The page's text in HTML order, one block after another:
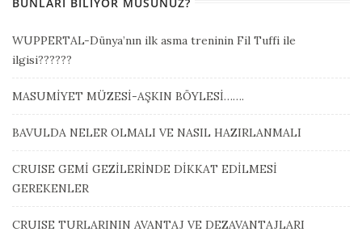
WUPPERTAL-Dünya’nın ilk asma treninin Fil Tuffi ile
ilgisi??????
MASUMİYET MÜZESİ-AŞKIN BÖYLESİ…….
BAVULDA NELER OLMALI VE NASIL HAZIRLANMALI
CRUISE GEMİ GEZİLERİNDE DİKKAT EDİLMESİ
GEREKENLER
CRUISE TURLARININ AVANTAJ VE DEZAVANTAJLARI